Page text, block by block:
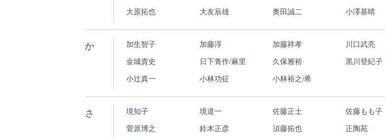
大原拓也
大友辰雄 奥田誠二 小澤基晴
か 加生智子 加藤淳 加藤祥孝 川口武亮
金城貴史
日下青作/麻里 久保雅裕 黒川登紀子
小辻真一
小林功征 小林裕之/希
さ 境知子 境道一 佐藤正士 佐藤もも子
菅原博之
鈴木正彦 須藤拓也 正陶苑